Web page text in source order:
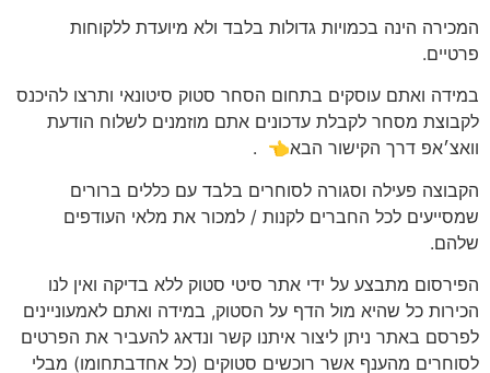
המכירה הינה בכמויות גדולות בלבד ולא מיועדת ללקוחות
פרטיים.
במידה ואתם עוסקים בתחום הסחר סטוק סיטונאי ותרצו להיכנס
לקבוצת מסחר לקבלת עדכונים אתם מוזמנים לשלוח הודעת
וואצ׳אפ דרך הקישור הבא👈 .
הקבוצה פעילה וסגורה לסוחרים בלבד עם כללים ברורים
שמסייעים לכל החברים לקנות / למכור את מלאי העודפים
שלהם.
הפירסום מתבצע על ידי אתר סיטי סטוק ללא בדיקה ואין לנו
הכירות כל שהיא מול הדף על הסטוק, במידה ואתם לאמעוניינים
לפרסם באתר ניתן ליצור איתנו קשר ונדאג להעביר את הפרטים
לסוחרים מהענף אשר רוכשים סטוקים (כל אחדבתחומו) מבלי